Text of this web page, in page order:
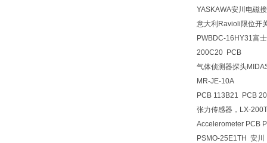
YASKAWA安川电磁
意大利Ravioli限位开
PWBDC-16HY31富
200C20 PCB
气体侦测器探头
MR-JE-10A
PCB 113B21 PCB
张力传感器，LX-
Accelerometer PCB
PSMO-25E1TH 安